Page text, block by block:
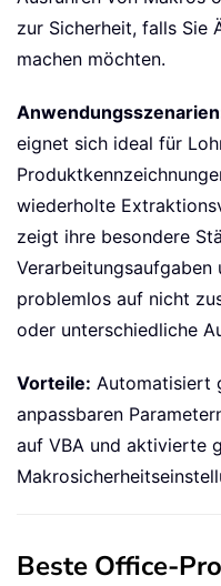
zur Sicherheit, falls Sie
machen möchten.
eignet sich ideal für
wiederholte
zeigt ihre besondere
Verarbeitungsaufgaben
problemlos auf nicht
oder unterschiedliche
Vorteile: Automatisiert
anpassbaren
auf VBA und aktivierte
Beste Office-